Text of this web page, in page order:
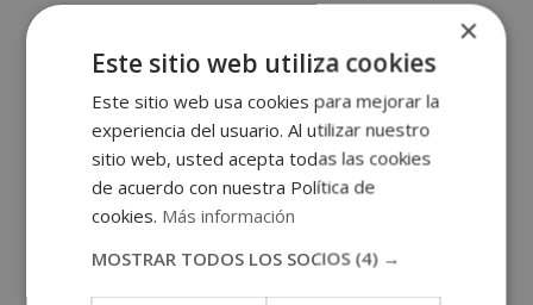
Agencia Universitaria DQ vinculada con la UAIII y
la Universidad CLEA, que incluye la equivalencia a
créditos europeos (ECTS) sobre la carga horaria
de tu formación.
×
Este sitio web utiliza cookies
Este sitio web usa cookies para mejorar la
experiencia del usuario. Al utilizar nuestro
sitio web, usted acepta todas las cookies
de acuerdo con nuestra Política de
cookies. Más información
MOSTRAR TODOS LOS SOCIOS (4) →